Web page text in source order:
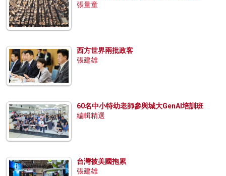
張量童
西方世界兩批政客
張建雄
60名中小特幼老師參與城大GenAI培訓班
編輯精選
台灣被美國拖累
張建雄